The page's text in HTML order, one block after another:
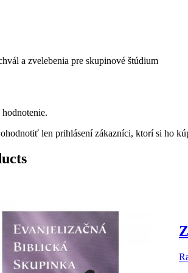
a zvelebenia pre skupinové štúdium
len prihlásení zákazníci, ktorí si ho